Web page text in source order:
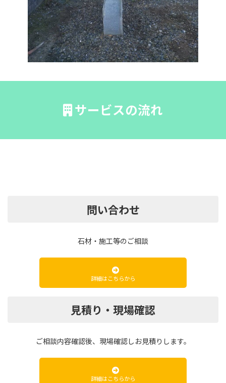
サービスの流れ
問い合わせ
石材・施工等のご相談
詳細はこちらから
見積り・ 現場確認
ご相談内容確認後、現場確認しお見積りします。
詳細はこちらから